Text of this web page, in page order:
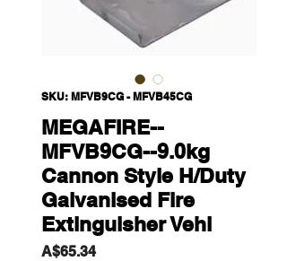
SKU: MFVB9CG - MFVB45CG
MEGAFIRE--
MFVB9CG--9.0kg
Cannon Style H/Duty
Galvanised Fire
Extinguisher Vehi
A$65.34मूल्य